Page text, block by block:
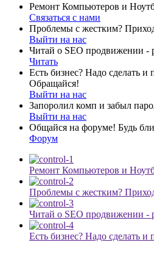
Ремонт Компьютеров и
Связаться с нами
Проблемы с жестким?
Выйти на нас
Читай о SEO продвижении -
Читать
Есть бизнес? Надо сделать и
Обращайся!
Выйти на нас
Запоролил комп и забыл
Выйти на нас
Общайся на форуме! Будь
Форум
Ремонт Компьютеров и
Проблемы с жестким?
Читай о SEO продвижении -
Есть бизнес? Надо сделать и